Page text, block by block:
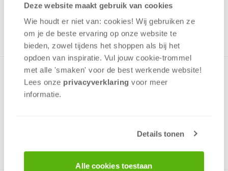
Deze website maakt gebruik van cookies
Wie houdt er niet van: cookies! Wij gebruiken ze
om je de beste ervaring op onze website te
bieden, zowel tijdens het shoppen als bij het
opdoen van inspiratie. Vul jouw cookie-trommel
met alle 'smaken' voor de best werkende website​!
Lees onze privacyverklaring voor meer
informatie.
Details tonen
Alle cookies toestaan
ONTVANG 40 OVERWINNINGSPUNTEN
UIT HET ASSORTIMENT
Puzzel met een leuke kleurrijke afbeelding van Takel en Finn
uit Cars 2. De puzzel is gemaakt van stevig dik karton en
heeft stukjes die perfect passen.